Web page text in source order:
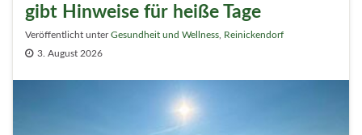
gibt Hinweise für heiße Tage
Veröffentlicht unterGesundheit und Wellness
Reinickendorf
3. August 2026